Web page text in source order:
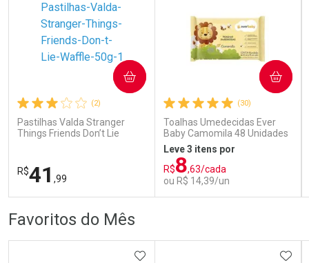
Comprar sem Desconto
Por R$ 37,99/cada
Comprar sem Desconto
Por R$ 37,99/cada
Comprar sem Desconto
Por R$ 79,19/cada
Comprar sem Desconto
Por R$ 79,19/cada
(2)
Pastilhas Valda Stranger
Things Friends Don’t Lie
R$41 ,99
COMPRAR
(30)
Toalhas Umedecidas Ever
Baby Camomila 48 Unidades
Leve 3 itens por
R$8,63/cada
ou R$ 14,39/un
COMPRAR
Favoritos do Mês
ADICIONAR AOS FAVORITOS